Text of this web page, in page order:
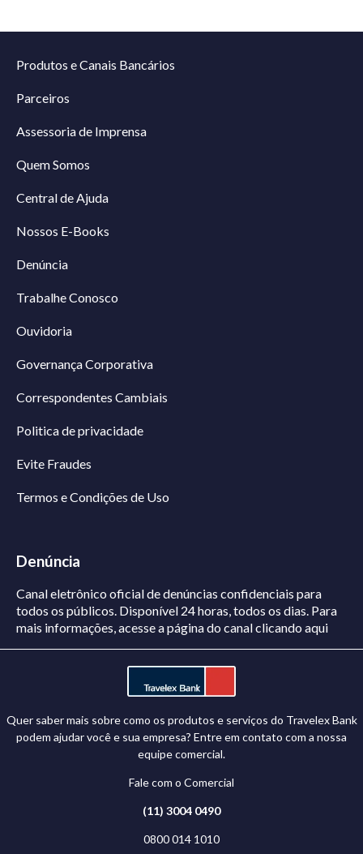
Produtos e Canais Bancários
Parceiros
Assessoria de Imprensa
Quem Somos
Central de Ajuda
Nossos E-Books
Denúncia
Trabalhe Conosco
Ouvidoria
Governança Corporativa
Correspondentes Cambiais
Politica de privacidade
Evite Fraudes
Termos e Condições de Uso
Denúncia
Canal eletrônico oficial de denúncias confidenciais para
todos os públicos. Disponível 24 horas, todos os dias. Para
mais informações, acesse a página do canalclicando aqui
Quer saber mais sobre como os produtos e serviços do Travelex Bank
podem ajudar você e sua empresa? Entre em contato com a nossa
equipe comercial.
Fale com o Comercial
(11) 3004 0490
0800 014 1010